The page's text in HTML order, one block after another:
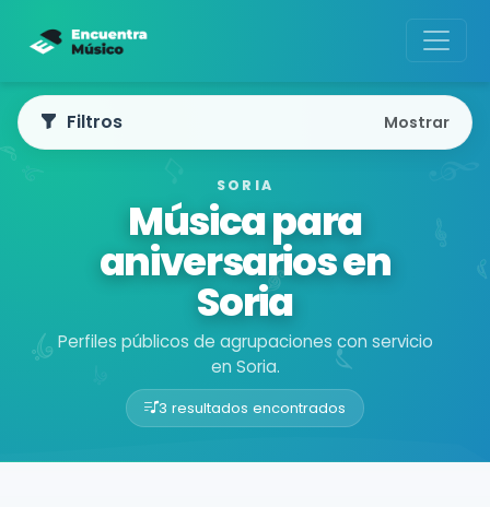
SORIA
Música para
aniversarios en
Soria
Perfiles públicos de agrupaciones con servicio
en Soria.
3 resultados encontrados
Buscador de músicos
Filtros Mostrar